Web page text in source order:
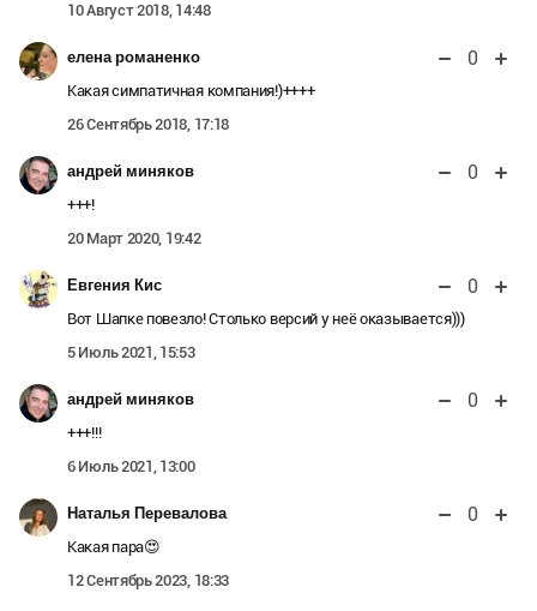
10 Август 2018, 14:48
елена романенко 0
Какая симпатичная компания!)++++
26 Сентябрь 2018, 17:18
андрей миняков 0
+++!
20 Март 2020, 19:42
Евгения Кис 0
Вот Шапке повезло! Столько версий у неё оказывается)))
5 Июль 2021, 15:53
андрей миняков 0
+++!!!
6 Июль 2021, 13:00
Наталья Перевалова 0
Какая пара😍
12 Сентябрь 2023, 18:33